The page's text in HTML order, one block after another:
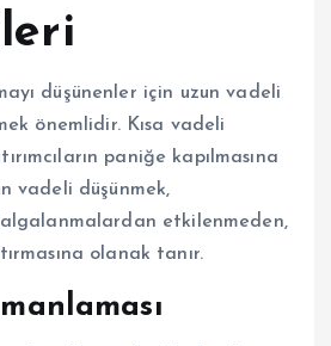
düşünenler için uzun vadeli
önemlidir. Kısa vadeli
paniğe kapılmasına
vadeli düşünmek,
etkilenmeden,
olanak tanır.